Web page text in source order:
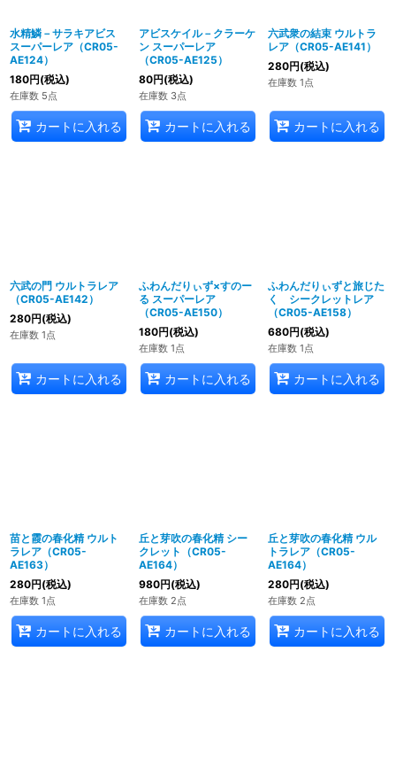
水精鱗－サラキアビス
スーパーレア（CR05-
AE124）
180円(税込)
在庫数 5点
カートに入れる
アビスケイル－クラーケ
ン スーパーレア
（CR05-AE125）
80円(税込)
在庫数 3点
カートに入れる
六武衆の結束 ウルトラ
レア（CR05-AE141）
280円(税込)
在庫数 1点
カートに入れる
六武の門 ウルトラレア
（CR05-AE142）
280円(税込)
在庫数 1点
カートに入れる
ふわんだりぃず×すのー
る スーパーレア
（CR05-AE150）
180円(税込)
在庫数 1点
カートに入れる
ふわんだりぃずと旅じた
く シークレットレア
（CR05-AE158）
680円(税込)
在庫数 1点
カートに入れる
苗と霞の春化精 ウルト
ラレア（CR05-
AE163）
280円(税込)
在庫数 1点
カートに入れる
丘と芽吹の春化精 シー
クレット（CR05-
AE164）
980円(税込)
在庫数 2点
カートに入れる
丘と芽吹の春化精 ウル
トラレア（CR05-
AE164）
280円(税込)
在庫数 2点
カートに入れる